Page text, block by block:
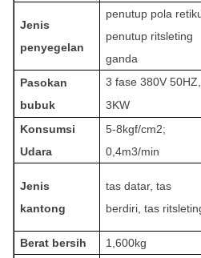
Jenis
penyegelan
penutup pola
penutup ritsleting
ganda
Pasokan
bubuk
3 fase 380V 50HZ,
3KW
Konsumsi
Udara
5-8kgf/cm2;
0,4m3/min
Jenis
kantong
tas datar, tas
berdiri, tas
Berat bersih
1,600kg